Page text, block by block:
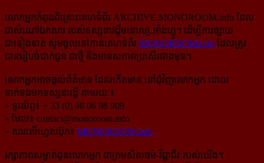
លោកអ្នកកំពុងពិគ្រោះគេហទំព័រ ARCHIVE.MONOROOM.info ដែល
ជាសំណៅឯកសារ របស់ទស្សនាវដ្ដីមនោរម្យ.អាំងហ្វូ។ ដើម្បីការផ្សាយ
ជាទៀងទាត់ សូមចូលទៅកាន់​គេហទំព័រ MONOROOM.info ដែលត្រូវ
បានរៀបចំដាក់ជូន ជាថ្មី និងមានសភាពប្រសើរជាងមុន។
លោកអ្នកអាចផ្ដល់ព័ត៌មាន ដែលកើតមាន នៅជុំវិញលោកអ្នក ដោយ
ទាក់ទងមកទស្សនាវដ្ដី តាមរយៈ៖
» ទូរស័ព្ទ៖ + 33 (0) 98 06 98 909
» មែល៖ contact@monoroom.info
» សារលើហ្វេសប៊ុក៖ MONOROOM.info
រក្សាភាពសម្ងាត់ជូនលោកអ្នក ជាក្រមសីលធម៌-​វិជ្ជាជីវៈ​របស់យើង។